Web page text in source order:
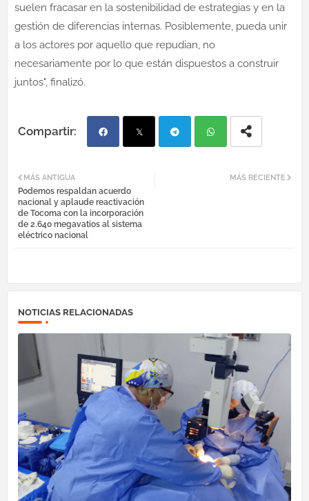
suelen fracasar en la sostenibilidad de estrategias y en la
gestión de diferencias internas. Posiblemente, pueda unir
a los actores por aquello que repudian, no
necesariamente por lo que están dispuestos a construir
juntos", finalizó.
ebo
ok
MÁS RECIENTE
MÁS ANTIGUA
Podemos respaldan acuerdo
nacional y aplaude reactivación
de Tocoma con la incorporación
de 2.640 megavatios al sistema
eléctrico nacional
NOTICIAS RELACIONADAS